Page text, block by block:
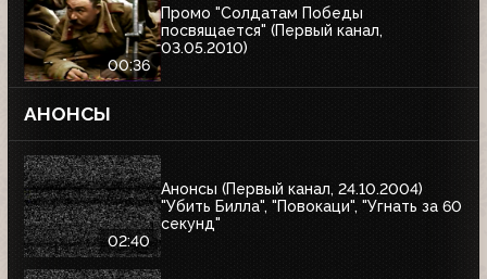
00:36
Промо "Солдатам Победы
посвящается" (Первый канал,
03.05.2010)
АНОНСЫ
02:40
Анонсы (Первый канал, 24.10.2004)
"Убить Билла", "Повокаци", "Угнать за 60
секунд"